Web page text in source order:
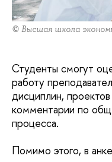
© Высшая школа
Студенты смогут
работу
дисциплин,
комментарии по
процесса.
Помимо этого, в